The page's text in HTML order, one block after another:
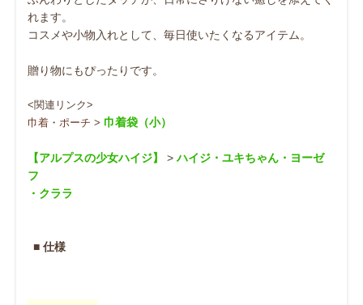
れます。
コスメや小物入れとして、毎日使いたくなるアイテム。
贈り物にもぴったりです。
<関連リンク>
巾着・ポーチ > 巾着袋（小）
【アルプスの少女ハイジ】 >ハイジ ・ユキちゃん ・ ヨーゼ
フ
・ クララ
■ 仕様